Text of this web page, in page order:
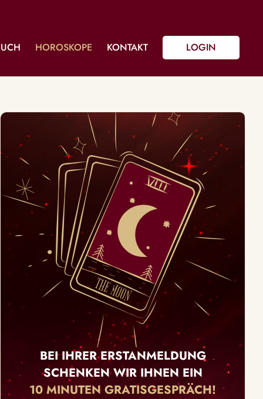
HOROSKOPE KONTAKT LOGIN
BEI IHRER ERSTANMELDUNG
SCHENKEN WIR IHNEN EIN
10 MINUTEN GRATISGESPRÄCH!